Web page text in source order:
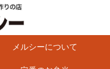
メルシーについて